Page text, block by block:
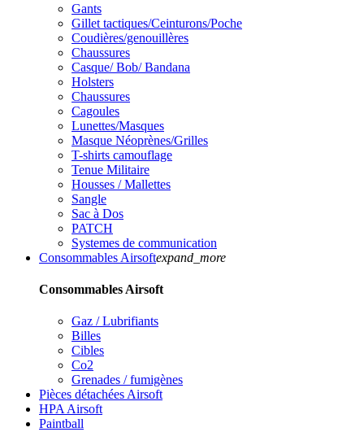
Gants
Gillet tactiques/Ceinturons/Poche
Coudières/genouillères
Chaussures
Casque/ Bob/ Bandana
Holsters
Chaussures
Cagoules
Lunettes/Masques
Masque Néoprènes/Grilles
T-shirts camouflage
Tenue Militaire
Housses / Mallettes
Sangle
Sac à Dos
PATCH
Systemes de communication
Consommables Airsoftexpand_more
Consommables Airsoft
Gaz / Lubrifiants
Billes
Cibles
Co2
Grenades / fumigènes
Pièces détachées Airsoft
HPA Airsoft
Paintball